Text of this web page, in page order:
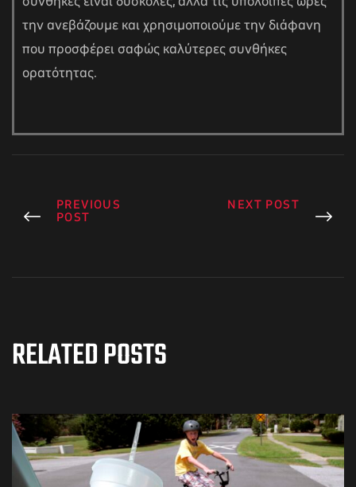
την ανεβάζουμε και χρησιμοποιούμε την διάφανη
που προσφέρει σαφώς καλύτερες συνθήκες
ορατότητας.
PREVIOUS
POST
NEXT POST
RELATED POSTS